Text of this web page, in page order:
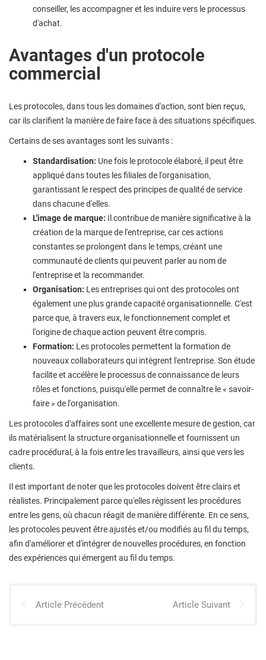
conseiller, les accompagner et les induire vers le processus
d'achat.
Avantages d'un protocole
commercial
Les protocoles, dans tous les domaines d'action, sont bien reçus,
car ils clarifient la manière de faire face à des situations spécifiques.
Certains de ses avantages sont les suivants :
Standardisation: Une fois le protocole élaboré, il peut être
appliqué dans toutes les filiales de l'organisation,
garantissant le respect des principes de qualité de service
dans chacune d'elles.
L'image de marque: Il contribue de manière significative à la
création de la marque de l'entreprise, car ces actions
constantes se prolongent dans le temps, créant une
communauté de clients qui peuvent parler au nom de
l'entreprise et la recommander.
Organisation: Les entreprises qui ont des protocoles ont
également une plus grande capacité organisationnelle. C'est
parce que, à travers eux, le fonctionnement complet et
l'origine de chaque action peuvent être compris.
Formation: Les protocoles permettent la formation de
nouveaux collaborateurs qui intègrent l'entreprise. Son étude
facilite et accélère le processus de connaissance de leurs
rôles et fonctions, puisqu'elle permet de connaître le « savoir-
faire » de l'organisation.
Les protocoles d'affaires sont une excellente mesure de gestion, car
ils matérialisent la structure organisationnelle et fournissent un
cadre procédural, à la fois entre les travailleurs, ainsi que vers les
clients.
Il est important de noter que les protocoles doivent être clairs et
réalistes. Principalement parce qu'elles régissent les procédures
entre les gens, où chacun réagit de manière différente. En ce sens,
les protocoles peuvent être ajustés et/ou modifiés au fil du temps,
afin d'améliorer et d'intégrer de nouvelles procédures, en fonction
des expériences qui émergent au fil du temps.
Article Précédent Article Suivant